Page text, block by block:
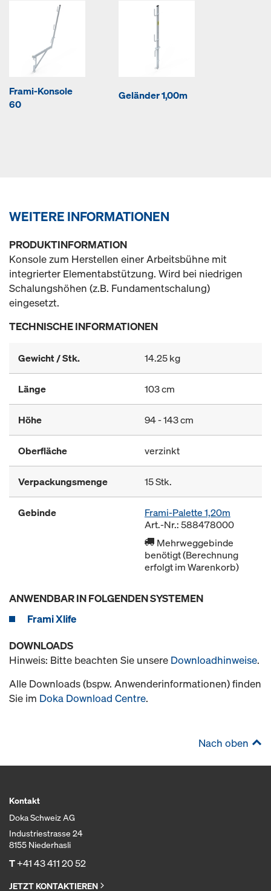
Frami-Konsole
60
Geländer 1,00m
WEITERE INFORMATIONEN
PRODUKTINFORMATION
Konsole zum Herstellen einer Arbeitsbühne mit
integrierter Elementabstützung. Wird bei niedrigen
Schalungshöhen (z.B. Fundamentschalung)
eingesetzt.
TECHNISCHE INFORMATIONEN
Gewicht / Stk. 14.25 kg
Länge 103 cm
Höhe 94 - 143 cm
Oberfläche verzinkt
Verpackungsmenge 15 Stk.
Gebinde
Frami-Palette 1,20m
Art.-Nr.: 588478000
Mehrweggebinde
benötigt (Berechnung
erfolgt im Warenkorb)
ANWENDBAR IN FOLGENDEN SYSTEMEN
Frami Xlife
DOWNLOADS
Hinweis: Bitte beachten Sie unsere Downloadhinweise.
Alle Downloads (bspw. Anwenderinformationen) finden
Sie im Doka Download Centre.
Nach oben
Kontakt
Doka Schweiz AG
Industriestrasse 24
8155 Niederhasli
T+41 43 411 20 52
JETZT KONTAKTIEREN